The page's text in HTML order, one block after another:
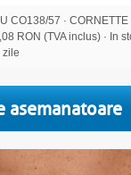
CO138/57 · CORNETTE
RON (TVA inclus) · In
zile
asemanatoare